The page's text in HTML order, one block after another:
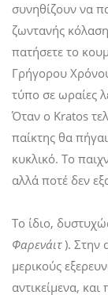
συνηθίζουν να
ζωντανής
πατήσετε το
Γρήγορου
τύπο σε ωραίες
Όταν ο Kratos
παίκτης θα
κυκλικό. Το
αλλά ποτέ δεν
Το ίδιο,
Φαρενάιτ). Στην
μερικούς
αντικείμενα,